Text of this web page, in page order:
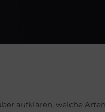
aufklären, welche